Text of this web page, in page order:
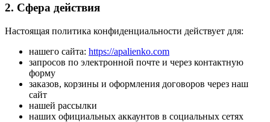
2. Сфера действия
Настоящая политика конфиденциальности действует для:
нашего сайта: https://apalienko.com
запросов по электронной почте и через контактную
форму
заказов, корзины и оформления договоров через наш
сайт
нашей рассылки
наших официальных аккаунтов в социальных сетях